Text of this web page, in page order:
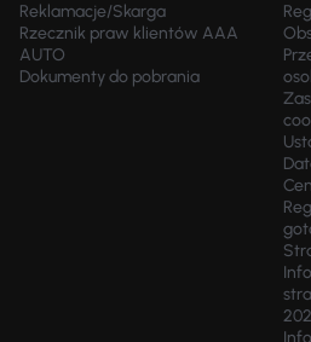
Reklamacje/Skarga
Rzecznik praw klientów AAA
AUTO
Dokumenty do pobrania